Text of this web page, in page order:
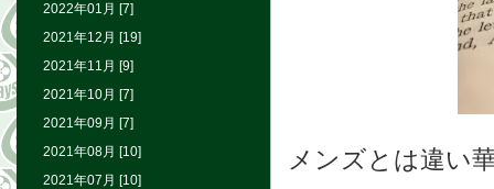
メンズとは違い
2022年01月 [7]
2021年12月 [19]
2021年11月 [9]
2021年10月 [7]
2021年09月 [7]
2021年08月 [10]
2021年07月 [10]